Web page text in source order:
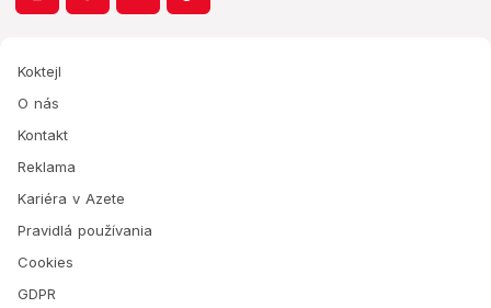
Koktejl
O nás
Kontakt
Reklama
Kariéra v Azete
Pravidlá používania
Cookies
GDPR